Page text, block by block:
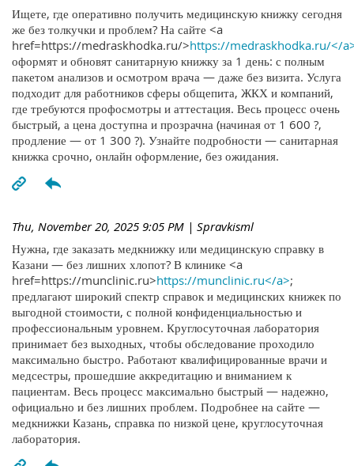
Ищете, где оперативно получить медицинскую книжку сегодня
же без толкучки и проблем? На сайте <a
href=https://medraskhodka.ru/>https://medraskhodka.ru/</
оформят и обновят санитарную книжку за 1 день: с полным
пакетом анализов и осмотром врача — даже без визита. Услуга
подходит для работников сферы общепита, ЖКХ и компаний,
где требуются профосмотры и аттестация. Весь процесс очень
быстрый, а цена доступна и прозрачна (начиная от 1 600 ?,
продление — от 1 300 ?). Узнайте подробности — санитарная
книжка срочно, онлайн оформление, без ожидания.
Thu, November 20, 2025 9:05 PM | Spravkisml
Нужна, где заказать медкнижку или медицинскую справку в
Казани — без лишних хлопот? В клинике <a
href=https://munclinic.ru>https://munclinic.ru</a>;
предлагают широкий спектр справок и медицинских книжек по
выгодной стоимости, с полной конфиденциальностью и
профессиональным уровнем. Круглосуточная лаборатория
принимает без выходных, чтобы обследование проходило
максимально быстро. Работают квалифицированные врачи и
медсестры, прошедшие аккредитацию и вниманием к
пациентам. Весь процесс максимально быстрый — надежно,
официально и без лишних проблем. Подробнее на сайте —
медкнижки Казань, справка по низкой цене, круглосуточная
лаборатория.